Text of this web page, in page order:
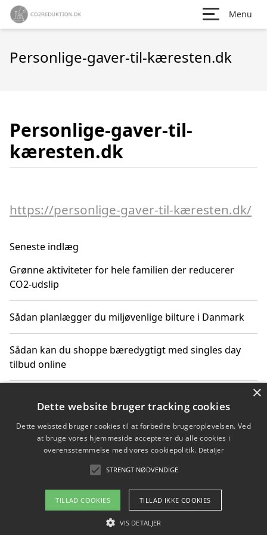
Menu
Personlige-gaver-til-kæresten.dk
Personlige-gaver-til-
kæresten.dk
https://personlige-gaver-til-kæresten.dk/
Seneste indlæg
Grønne aktiviteter for hele familien der reducerer
CO2-udslip
Sådan planlægger du miljøvenlige bilture i Danmark
Sådan kan du shoppe bæredygtigt med singles day
tilbud online
til CO2-reduktion
Sådan planlægger du dine vigtige datoer for CO2-
Copyright 2026 - Pilanto Aps
Om / kontakt
×
Dette website bruger tracking cookies
Dette websted bruger cookies til at forbedre brugeroplevelsen. Ved
at bruge vores hjemmeside accepterer du alle cookies i
overensstemmelse med vores cookiepolitik. Detaljer
STRENGT NØDVENDIGE
TILLAD COOKIES TILLAD IKKE COOKIES
VIS DETALJER